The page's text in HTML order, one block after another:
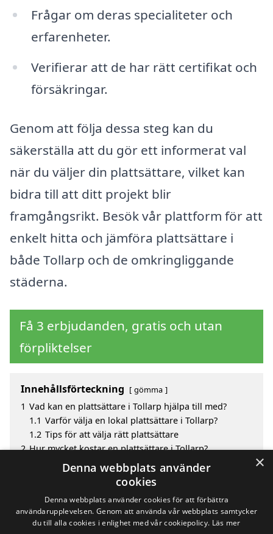
Frågar om deras specialiteter och
erfarenheter.
Verifierar att de har rätt certifikat och
försäkringar.
Genom att följa dessa steg kan du
säkerställa att du gör ett informerat val
när du väljer din plattsättare, vilket kan
bidra till att ditt projekt blir
framgångsrikt. Besök vår plattform för att
enkelt hitta och jämföra plattsättare i
både Tollarp och de omkringliggande
städerna.
Få 3 erbjudanden, gratis och utan
förpliktelser
Innehållsförteckning gömma
1 Vad kan en plattsättare i Tollarp hjälpa till med?
1.1 Varför välja en lokal plattsättare i Tollarp?
1.2 Tips för att välja rätt plattsättare
2 Hur mycket kostar en plattsättare i Tollarp?
Fördelar med att välja plattsättare i Tollarp
Sök efter en skicklig plattsättare i de omgivande
×
Denna webbplats använder
cookies
Denna webbplats använder cookies för att förbättra
användarupplevelsen. Genom att använda vår webbplats samtycker
du till alla cookies i enlighet med vår cookiepolicy. Läs mer